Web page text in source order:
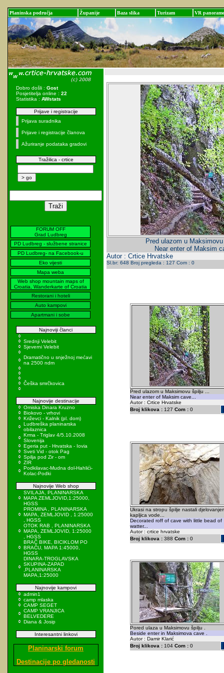
Planinska područja Županije Baza slika Turizam VR panorame
Dobro došli : Gost
Posjetitelja online : 22
Statistika : AWstats
Prijave i registracije
Prijava suradnika
Prijave i registracije članova
Ažuriranje podataka gradovi
Tražilica - crtice
FORUM OFF
Grad Ludbreg
PD Ludbreg - službene stranice
PD Ludbreg- na Facebook-u
Eko vijesti
Mapa weba
Web shop mountain maps of
Croatia, Wanderkarte of Croatia
Restorani i hoteli
Auto kampovi
Apartmani i sobe
Najnoviji članci
Srednji Velebit
Sjeverni Velebit
Dramatično u snježnoj mećavi
na 2500 ndm
Češka smrčkovica
Najnovije destinacije
Omiska Dinara Kruzno
Biokovo - vrhovi
Križevci - Kalnik (pl. dom)
Ludbreška planinarska
obilaznica
Krma - Triglav 4/5.10.2008
Slovenija
Egeria put - Hrvatska - Iovia
Sveti Vid - otok Pag
Spilja pod Zir - om
ZIR
Podkilavac-Mudna dol-Hahlići-
Kolac-Podki
Najnovije Web shop
SVILAJA, PLANINARSKA
MAPA ZEMLJOVID,1:25000,
HGSS
PROMINA , PLANINARSKA
MAPA, ZEMLJOVID , 1:25000
, HGSS
OTOK RAB , PLANINARSKA
MAPA, ZEMLJOVID, 1:25000
, HGSS
BRAČ BIKE, BICIKLOM PO
BRAČU, MAPA 1:45000,
HGSS
DINARA-TROGLAVSKA
SKUPINA-ZAPAD
,PLANINARSKA
MAPA,1:25000
Najnovije kampovi
admin1
camp mlaska
CAMP SEGET
CAMP VRANJICA
BELVEDERE
Diana & Josip
Interesantni linkovi
Planinarski forum
Destinacije po gledanosti
Pred ulazom u
Near enter of Maksim
Autor : Crtice Hrvatske
Sl.br: 648 Broj pregleda : 127 Com : 0
Pred ulazom u Maksimovu špilju ...
Near enter of Maksim cave...
Autor : Crtice Hrvatske
Broj klikova :127 Com :0
Ukrasi na stropu špilje nastali
kapljica vode...
Decorated roff of cave with little bead of
watter...
Autor : crtice hrvatske
Broj klikova :388 Com :0
Pored ulaza u Maksimovu špilju .
Beside enter in Maksimova cave .
Autor : Damir Klarić
Broj klikova :104 Com :0